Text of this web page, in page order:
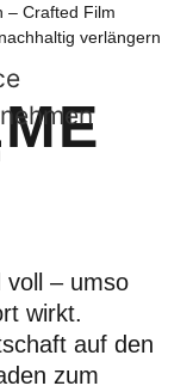
voll – umso
wirkt.
auf den
zum